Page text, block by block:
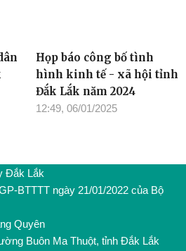
Họp báo công bố tình
hình kinh tế - xã hội tỉnh
Đắk Lắk năm 2024
12:49, 06/01/2025
Đắk Lắk
BTTTT ngày 21/01/2022 của Bộ
Quyên
Buôn Ma Thuột, tỉnh Đắk Lắk